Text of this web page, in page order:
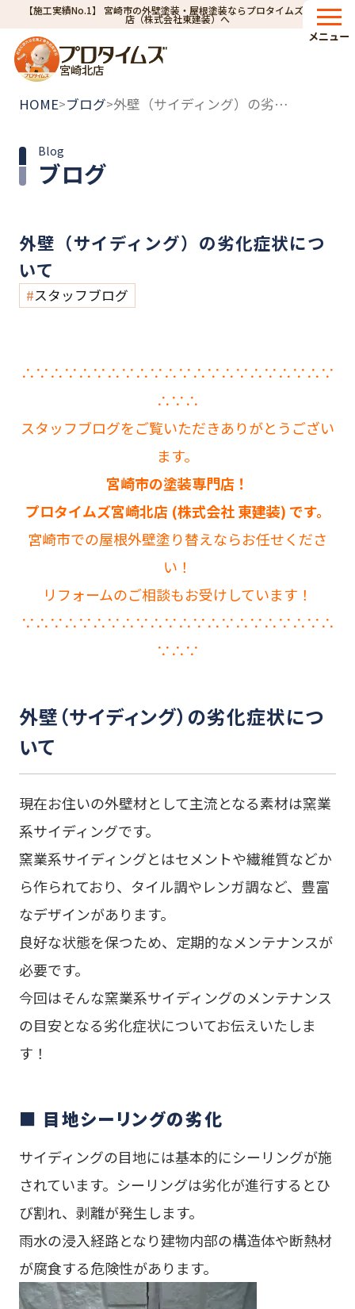
【施工実績No.1】 宮崎市の外壁塗装・屋根塗装ならプロタイムズ宮崎北
店（株式会社東建装）へ
宮崎北店
メニュー
HOME>ブログ> 外壁（サイディング）の劣化症状について
ブログ
Blog
外壁（サイディング）の劣化症状につ
いて
スタッフブログ
∴∵∴∵∴∵∴∵∴∵∴∵∴∵∴∵∴∵∴∵∴∵
∴∵∴
スタッフブログをご覧いただきありがとうござい
ます。
宮崎市の塗装専門店！
プロタイムズ宮崎北店 (株式会社 東建装) です。
宮崎市での屋根外壁塗り替えならお任せくださ
い！
リフォームのご相談もお受けしています！
∵∴∵∴∵∴∵∴∵∴∵∴∵∴∵∴∵∴∵∴∵∴
∵∴∵
外壁（サイディング）の劣化症状につ
いて
現在お住いの外壁材として主流となる素材は窯業
系サイディングです。
窯業系サイディングとはセメントや繊維質などか
ら作られており、タイル調やレンガ調など、豊富
なデザインがあります。
良好な状態を保つため、定期的なメンテナンスが
必要です。
今回はそんな窯業系サイディングのメンテナンス
の目安となる劣化症状についてお伝えいたしま
す！
■ 目地シーリングの劣化
サイディングの目地には基本的にシーリングが施
されています。シーリングは劣化が進行するとひ
び割れ、剥離が発生します。
雨水の浸入経路となり建物内部の構造体や断熱材
が腐食する危険性があります。